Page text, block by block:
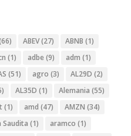
ABEV(27) ABNB (1)
(1) adbe (9) adm (1)
(51) agro (3) AL29D (2)
AL35D (1) Alemania (55)
(1) amd (47) AMZN (34)
Saudita (1) aramco (1)